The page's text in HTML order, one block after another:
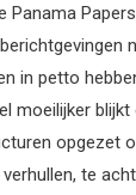
Panama
in petto
moeilijker
opgezet
verhullen, te